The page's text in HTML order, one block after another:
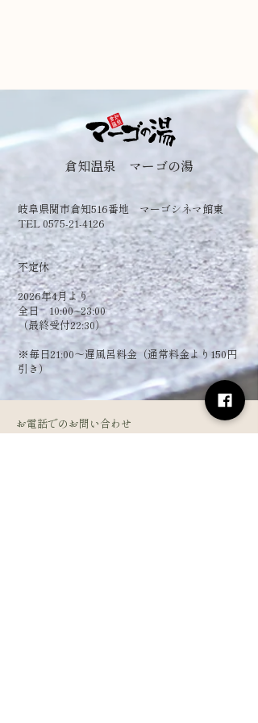
倉知温泉 マーゴの湯
岐阜県関市倉知516番地 マーゴシネマ館東
TEL 0575-21-4126
​不定休
2026年4月より
全日 10:00~23:00
（最終受付22:30）
​※毎日21:00～遅風呂料金（通常料金より150円
引き）
お電話でのお問い合わせ